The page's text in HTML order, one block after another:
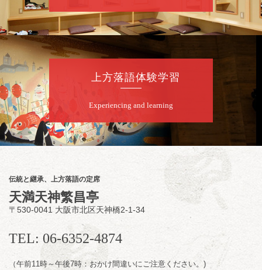
お問合せ：米朝事務所 06-6365-8281（平日
10時～18時）
★菟道亭配信あり
入はこちらをクリック
8月8日（土）
第2回 智之介・力造 二人会
笑福亭智之介「昭和任侠伝」「天王寺詣り」
／桂力造「桃太郎」「本膳」／桂二豆「開口
開演：午前10時（9時30分 開場
）
前売2,000円 当日 2,500円
お問合せ：智之介・力造 二人会事務局 090-
7762-6268
上方落語体験学習
Experiencing and learning
伝統と継承、上方落語の定席
天満天神繁昌亭
〒530-0041 大阪市北区天神橋2-1-34
TEL: 06-6352-4874
（午前11時～午後7時：おかけ間違いにご注意ください。)